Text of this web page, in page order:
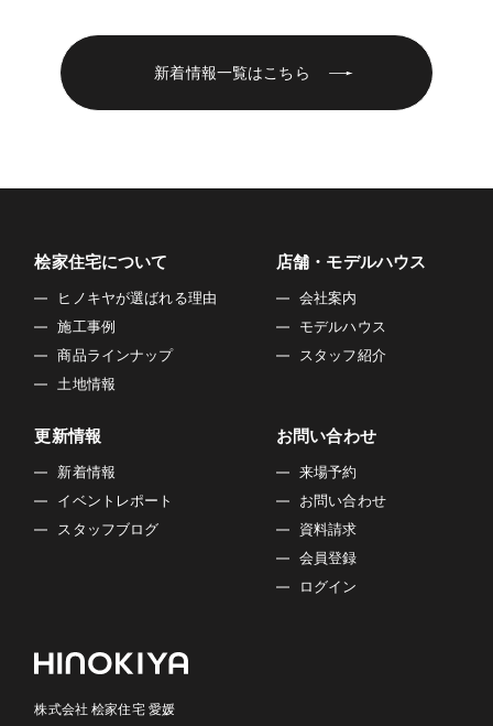
新着情報一覧はこちら
桧家住宅について
ヒノキヤが選ばれる理由
施工事例
商品ラインナップ
土地情報
店舗・モデルハウス
会社案内
モデルハウス
スタッフ紹介
更新情報
新着情報
イベントレポート
スタッフブログ
お問い合わせ
来場予約
お問い合わせ
資料請求
会員登録
ログイン
株式会社 桧家住宅 愛媛